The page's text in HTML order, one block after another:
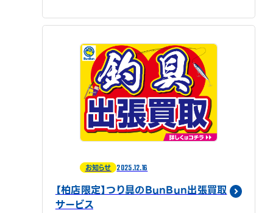
お知らせ 2025.12.16
【柏店限定】つり具のBunBun出張買取
サービス